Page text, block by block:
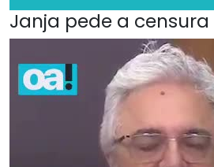
Janja pede a